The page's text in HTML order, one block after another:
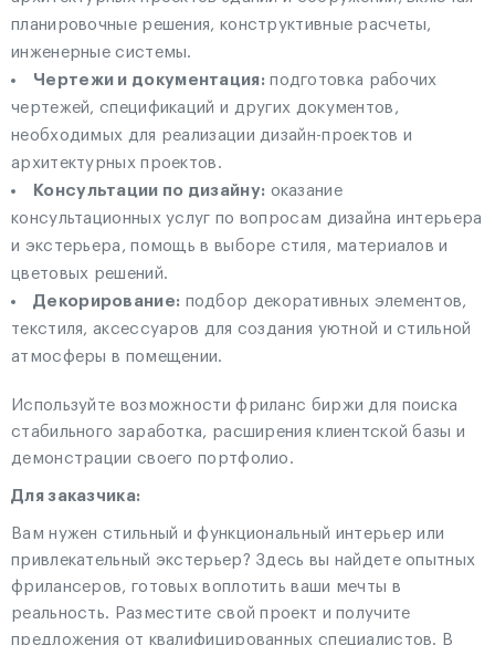
планировочные решения, конструктивные расчеты,
инженерные системы.
Чертежи и документация:подготовка рабочих
чертежей, спецификаций и других документов,
необходимых для реализации дизайн-проектов и
архитектурных проектов.
Консультации по дизайну: оказание
консультационных услуг по вопросам дизайна интерьера
и экстерьера, помощь в выборе стиля, материалов и
цветовых решений.
Декорирование: подбор декоративных элементов,
текстиля, аксессуаров для создания уютной и стильной
атмосферы в помещении.
Используйте возможности фриланс биржи для поиска
стабильного заработка, расширения клиентской базы и
демонстрации своего портфолио.
Для заказчика:
Вам нужен стильный и функциональный интерьер или
привлекательный экстерьер? Здесь вы найдете опытных
фрилансеров, готовых воплотить ваши мечты в
реальность. Разместите свой проект и получите
предложения от квалифицированных специалистов. В